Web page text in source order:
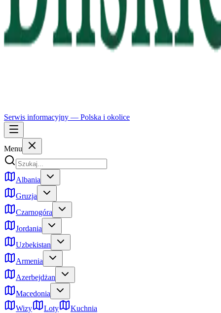
Serwis informacyjny — Polska i okolice
Menu
Albania
Gruzja
Czarnogóra
Jordania
Uzbekistan
Armenia
Azerbejdżan
Macedonia
Wizy
Loty
Kuchnia